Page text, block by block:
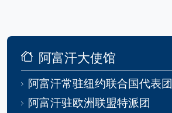
阿富汗大使馆
阿富汗常驻纽约联合国代表团
阿富汗驻欧洲联盟特派团